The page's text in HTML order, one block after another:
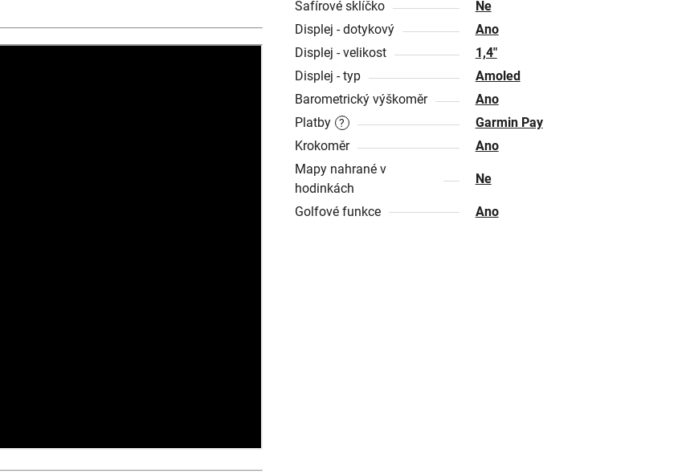
Safírové sklíčko
Ne
Displej - dotykový
Ano
Displej - velikost
1,4"
Displej - typ
Amoled
Barometrický výškoměr
Ano
?
Platby
Garmin Pay
Krokoměr
Ano
Mapy nahrané v
hodinkách
Ne
Golfové funkce Ano